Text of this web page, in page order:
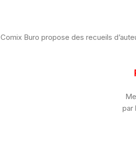
Comix Buro propose des recueils
par